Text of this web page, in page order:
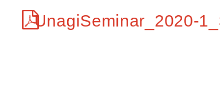
UnagiSeminar_2020-